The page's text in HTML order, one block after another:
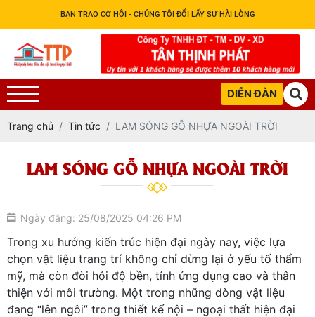
BẠN TRAO CƠ HỘI - CHÚNG TÔI ĐỔI LẤY SỰ HÀI LÒNG
DIỄN ĐÀN
Trang chủ Tin tức LAM SÓNG GỖ NHỰA NGOÀI TRỜI
LAM SÓNG GỖ NHỰA NGOÀI TRỜI
Ngày đăng: 25/08/2025 04:26 PM
Trong xu hướng kiến trúc hiện đại ngày nay, việc lựa
chọn vật liệu trang trí không chỉ dừng lại ở yếu tố thẩm
mỹ, mà còn đòi hỏi độ bền, tính ứng dụng cao và thân
thiện với môi trường. Một trong những dòng vật liệu
đang “lên ngôi” trong thiết kế nội – ngoại thất hiện đại